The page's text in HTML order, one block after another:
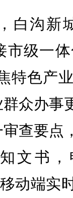
白沟新
市级一
特色产
众办事
查要点
文书
动端